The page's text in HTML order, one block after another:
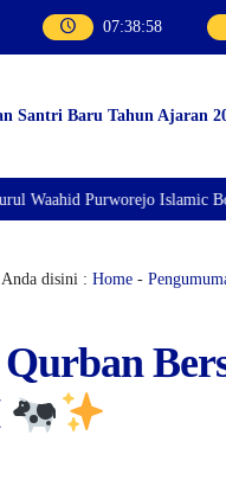
07:38:59
Santri Baru Tahun Ajaran
Islamic Boarding
Anda disini : Home -